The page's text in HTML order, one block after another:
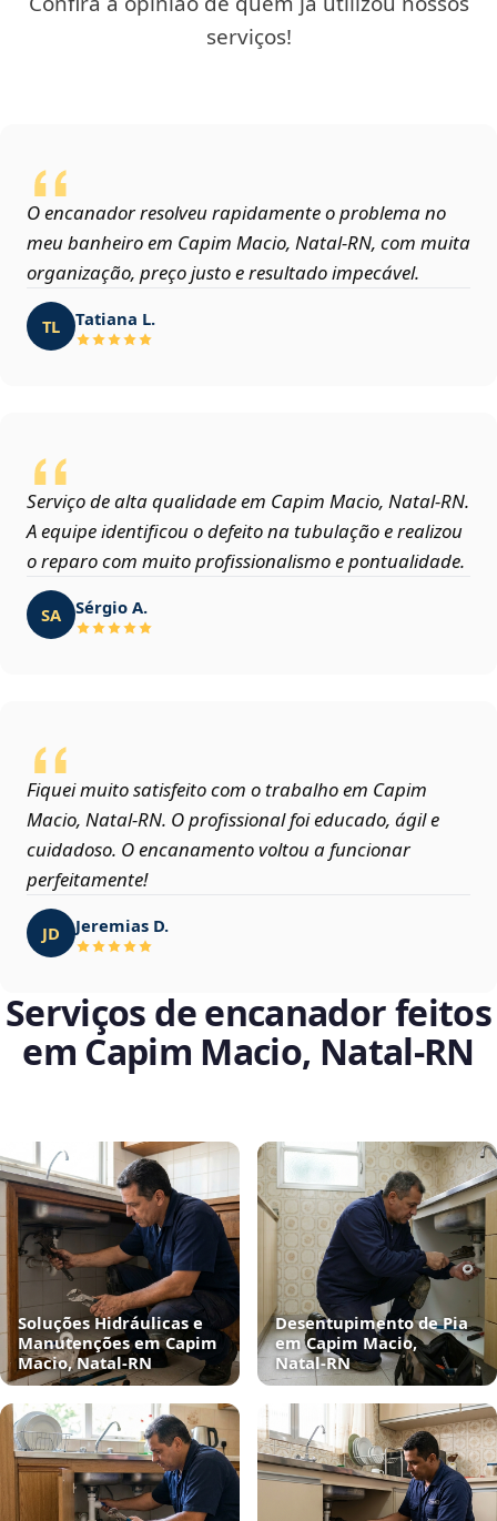
serviços!
O encanador resolveu rapidamente o problema no
meu banheiro em Capim Macio, Natal‑RN, com muita
organização, preço justo e resultado impecável.
TL Tatiana L.
Serviço de alta qualidade em Capim Macio, Natal‑RN.
A equipe identificou o defeito na tubulação e realizou
o reparo com muito profissionalismo e pontualidade.
SA Sérgio A.
Fiquei muito satisfeito com o trabalho em Capim
Macio, Natal‑RN. O profissional foi educado, ágil e
cuidadoso. O encanamento voltou a funcionar
perfeitamente!
JD Jeremias D.
Serviços de encanador feitos
em Capim Macio, Natal‑RN
Soluções Hidráulicas e
Manutenções em Capim
Macio, Natal‑RN
Desentupimento de Pia
em Capim Macio,
Natal‑RN